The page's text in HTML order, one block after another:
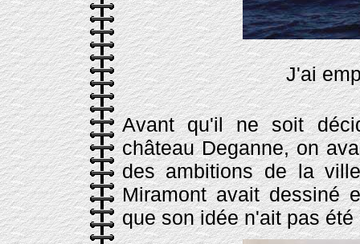
J'ai
Avant qu'il ne soit
château Deganne, on
des ambitions de la
Miramont avait dessiné
que son idée n'ait pas été